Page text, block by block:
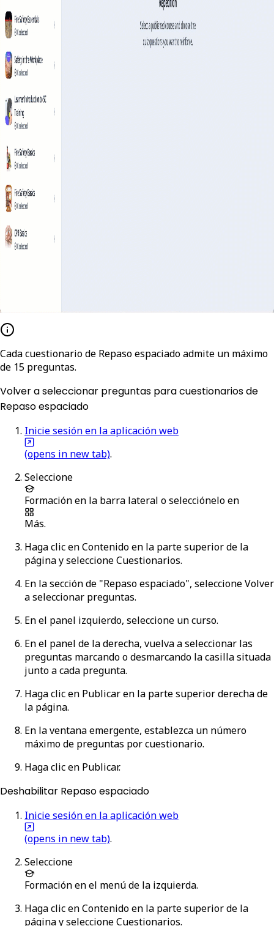
Cada cuestionario de Repaso espaciado admite un máximo
de 15 preguntas.
Volver a seleccionar preguntas para cuestionarios de
Repaso espaciado
Inicie sesión en la aplicación web
(opens in new tab).
Seleccione
Formaciónen la barra lateral o selecciónelo en
Más.
Haga clic enContenidoen la parte superior de la
página y seleccioneCuestionarios.
En la sección de "Repaso espaciado", seleccioneVolver
a seleccionar preguntas.
En el panel izquierdo, seleccione un curso.
En el panel de la derecha, vuelva a seleccionar las
preguntas marcando o desmarcando la casilla situada
junto a cada pregunta.
Haga clic en Publicaren la parte superior derecha de
la página.
En la ventana emergente, establezca un número
máximo de preguntas por cuestionario.
Haga clic en Publicar.
Deshabilitar Repaso espaciado
Inicie sesión en la aplicación web
(opens in new tab).
Seleccione
Formaciónen el menú de la izquierda.
Haga clic enContenidoen la parte superior de la
página y seleccioneCuestionarios.